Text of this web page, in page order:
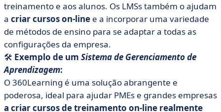
treinamento e aos alunos. Os LMSs também o ajudam
a criar cursos on-line e a incorporar uma variedade
de métodos de ensino para se adaptar a todas as
configurações da empresa.
🛠️ Exemplo de um Sistema de Gerenciamento de
Aprendizagem:
O 360Learning é uma solução abrangente e
poderosa, ideal para ajudar PMEs e grandes empresas
a criar cursos de treinamento on-line realmente